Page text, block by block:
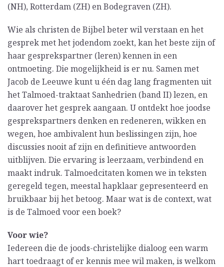
(NH), Rotterdam (ZH) en Bodegraven (ZH).
Wie als christen de Bijbel beter wil verstaan en het
gesprek met het jodendom zoekt, kan het beste zijn of
haar gesprekspartner (leren) kennen in een
ontmoeting. Die mogelijkheid is er nu. Samen met
Jacob de Leeuwe kunt u één dag lang fragmenten uit
het Talmoed-traktaat Sanhedrien (band II) lezen, en
daarover het gesprek aangaan. U ontdekt hoe joodse
gesprekspartners denken en redeneren, wikken en
wegen, hoe ambivalent hun beslissingen zijn, hoe
discussies nooit af zijn en definitieve antwoorden
uitblijven. Die ervaring is leerzaam, verbindend en
maakt indruk. Talmoedcitaten komen we in teksten
geregeld tegen, meestal hapklaar gepresenteerd en
bruikbaar bij het betoog. Maar wat is de context, wat
is de Talmoed voor een boek?
Voor wie?
Iedereen die de joods-christelijke dialoog een warm
hart toedraagt of er kennis mee wil maken, is welkom